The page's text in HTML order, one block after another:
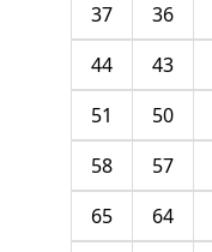
36
37
43
44
50
51
57
58
64
65